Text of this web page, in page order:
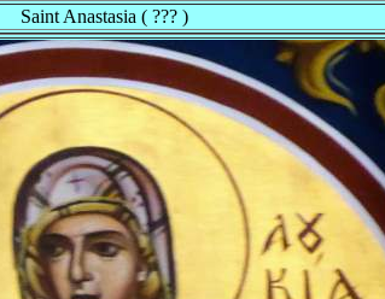
Saint Anastasia ( ??? )